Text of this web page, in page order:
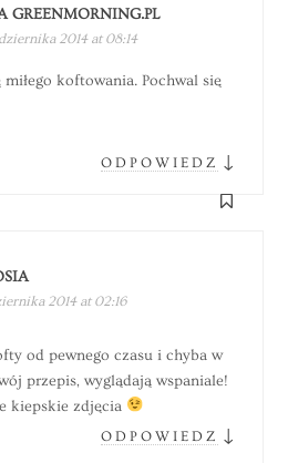
GREENMORNING.PL
2014 at 08:14
koftowania. Pochwal się
ODPOWIEDZ ↓
2014 at 02:16
od pewnego czasu i chyba w
przepis, wyglądają wspaniale!
kiepskie zdjęcia
ODPOWIEDZ ↓